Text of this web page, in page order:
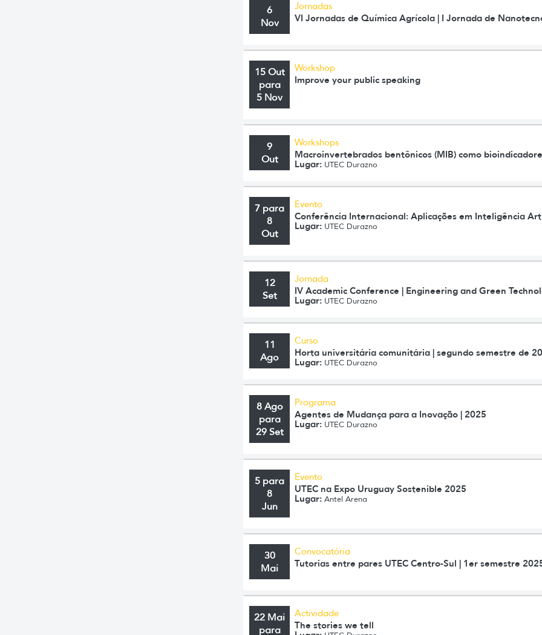
6
Nov
Jornadas
VI Jornadas de Química Agrícola | I Jornada de
15 Out
para
5 Nov
Workshop
Improve your public speaking
9
Out
Workshops
Macroinvertebrados bentônicos (MIB) como
Lugar: UTEC Durazno
7 para
8
Out
Evento
Conferência Internacional: Aplicações em Inteligência
Lugar: UTEC Durazno
12
Set
Jornada
IV Academic Conference | Engineering and Green
Lugar: UTEC Durazno
11
Ago
Curso
Horta universitária comunitária | segundo semestre de
Lugar: UTEC Durazno
8 Ago
para
29 Set
Programa
Agentes de Mudança para a Inovação | 2025
Lugar: UTEC Durazno
5 para
8
Jun
Evento
UTEC na Expo Uruguay Sostenible 2025
Lugar: Antel Arena
30
Mai
Convocatória
Tutorias entre pares UTEC Centro-Sul | 1er semestre
22 Mai
para
Actividade
The stories we tell